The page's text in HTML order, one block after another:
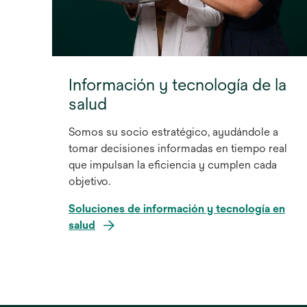
Información y tecnología de la
salud
Somos su socio estratégico, ayudándole a
tomar decisiones informadas en tiempo real
que impulsan la eficiencia y cumplen cada
objetivo.
Soluciones de información y tecnología en
salud